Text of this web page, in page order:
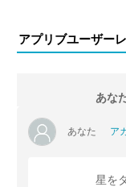
アプリブユーザー
あな
あなた ア
星を